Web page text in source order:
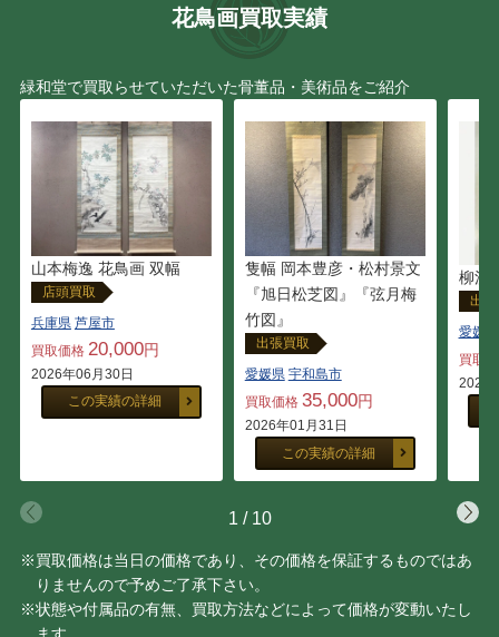
花鳥画買取実績
緑和堂で買取らせていただいた骨董品・美術品をご紹介
山本梅逸 花鳥画 双幅
店頭買取
兵庫県 芦屋市
買取価格 20,000円
2026年06月30日
この実績の詳細
隻幅 岡本豊彦・松村景文
『旭日松芝図』『弦月梅
竹図』
出張買取
愛媛県 宇和島市
買取価格 35,000円
2026年01月31日
この実績の詳細
柳沢
出
愛媛県
買取
2025
1 / 10
※買取価格は当日の価格であり、その価格を保証するものではあ
りませんので予めご了承下さい。
※状態や付属品の有無、買取方法などによって価格が変動いたし